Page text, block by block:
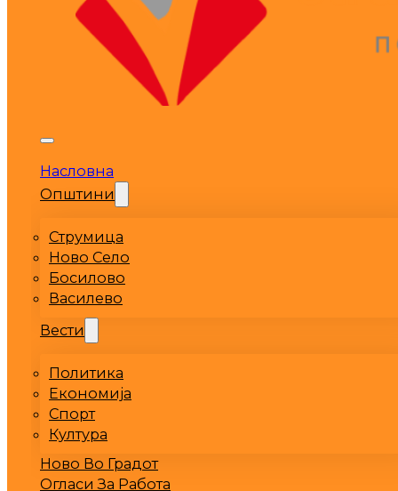
Насловна
Општини
Струмица
Ново Село
Босилово
Василево
Вести
Политика
Економија
Спорт
Култура
Ново Во Градот
Огласи За Работа